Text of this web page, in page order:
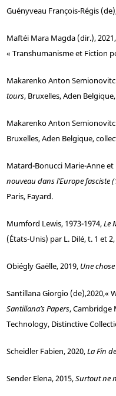
Guényveau François-Régis (de
MaftéiMara Magda (dir.), 2021,
« Transhumanisme et Fiction
MakarenkoAnton
tours, Bruxelles, Aden
MakarenkoAnton
Bruxelles, Aden Belgique,
Matard-BonucciMarie-Anne et
nouveau dans l’Europe fasciste
Paris, Fayard.
Mumford Lewis, 1973-1974,Le
(États-Unis) par L. Dilé, t. 1 et
ObiéglyGaëlle, 2019, Une
SantillanaGiorgio (de),2020,«
Santillana’s Papers, Cambridge
Technology, Distinctive
ScheidlerFabien, 2020,La Fin
SenderElena, 2015,Surtout ne